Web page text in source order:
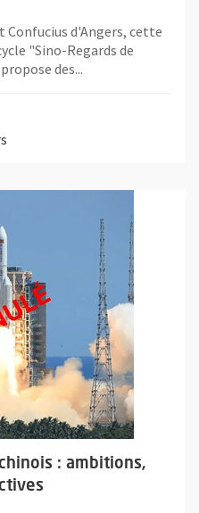
d'Angers, cette
"Sino-Regards de
des...
: ambitions,